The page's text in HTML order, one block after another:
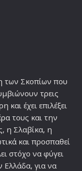
των Σκοπίων που
τρεις
και έχει επιλέξει
τους και την
η Σλαβίκα, η
και προσπαθεί
στόχο να φύγει
Ελλάδα, για να